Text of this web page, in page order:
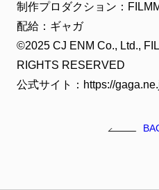
制作プロダクション：
配給：ギャガ
©2025 CJ ENM Co., Ltd.,
RIGHTS RESERVED
公式サイト：https://